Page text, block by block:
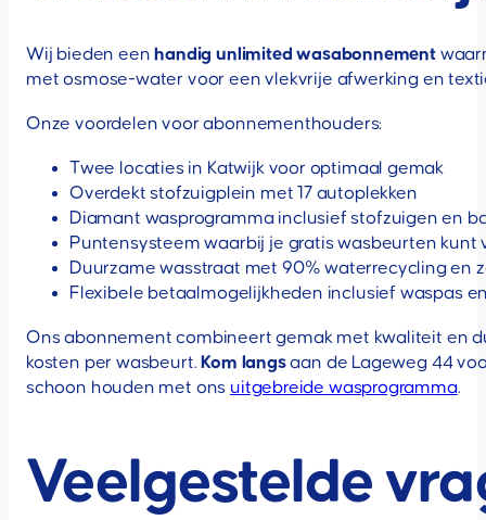
Wij bieden eenhandig unlimited wasabonnement
met osmose-water voor een vlekvrije afwerking en
Onze voordelen voor abonnementhouders:
Twee locaties in Katwijk voor optimaal gemak
Overdekt stofzuigplein met 17 autoplekken
Diamant wasprogramma inclusief stofzuigen en
Puntensysteem waarbij je gratis wasbeurten kunt
Duurzame wasstraat met 90% waterrecycling en
Flexibele betaalmogelijkheden inclusief waspas
Ons abonnement combineert gemak met kwaliteit en
kosten per wasbeurt.Kom langsaan de Lageweg 44
schoon houden met ons uitgebreide wasprogramma.
Veelgestelde